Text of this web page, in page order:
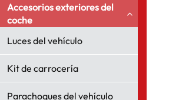
Accesorios exteriores del
coche
Luces del vehículo
Kit de carrocería
Parachoques del vehículo